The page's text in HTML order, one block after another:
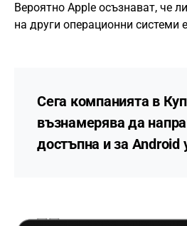
Вероятно Apple осъзнават, че
на други операционни системи
Сега компанията в
възнамерява да
достъпна и за Android